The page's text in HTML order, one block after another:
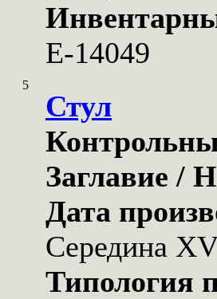
Е-14049
5
Стул
Заглавие /
Дата
Середина
Типология